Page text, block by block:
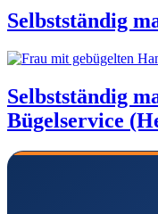
Selbstständig
Selbstständig
Bügelservice